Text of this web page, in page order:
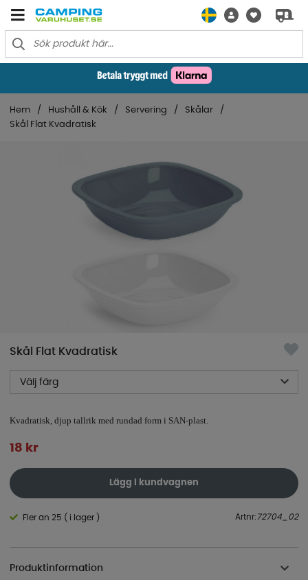
Hem Hushåll & Kök Servering
Skålar
Skål Flat Kvadratisk
Skål Flat Kvadratisk
Välj färg
Kvadratisk, djup tallrik med rundad form i SAN-plast.
18 kr
Lägg i kundvagnen
Fler än 25 ( i lager ) Artnr: 72704_02
Produktinformation